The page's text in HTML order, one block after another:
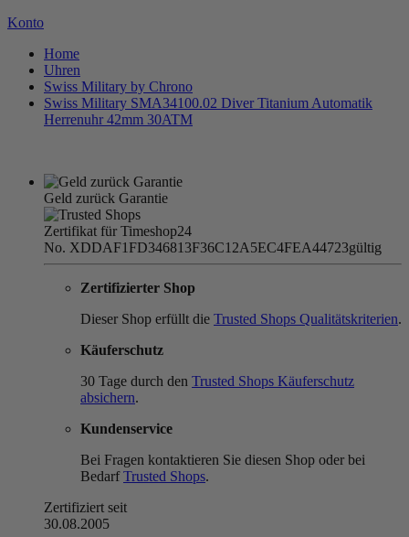
Konto
Home
Uhren
Swiss Military by Chrono
Swiss Military SMA34100.02 Diver Titanium Automatik
Herrenuhr 42mm 30ATM
Geld zurück Garantie
Zertifikat für Timeshop24
No. XDDAF1FD346813F36C12A5EC4FEA44723gültig
Zertifizierter Shop
Dieser Shop erfüllt die Trusted Shops Qualitätskriterien.
Käuferschutz
30 Tage durch den Trusted Shops Käuferschutz
absichern.
Kundenservice
Bei Fragen kontaktieren Sie diesen Shop oder bei
BedarfTrusted Shops.
Zertifiziert seit
30.08.2005